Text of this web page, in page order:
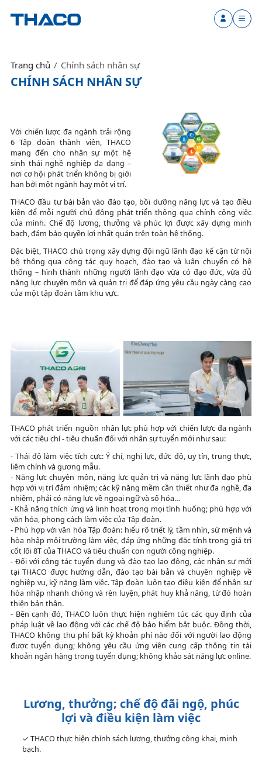
Trang chủ Chính sách nhân sự
CHÍNH SÁCH NHÂN SỰ
Với chiến lược đa ngành trải rộng
6 Tập đoàn thành viên, THACO
mang đến cho nhân sự một hệ
sinh thái nghề nghiệp đa dạng –
nơi cơ hội phát triển không bị giới
hạn bởi một ngành hay một vị trí.
THACO đầu tư bài bản vào đào tạo, bồi dưỡng năng lực và tạo điều
kiện để mỗi người chủ động phát triển thông qua chính công việc
của mình. Chế độ lương, thưởng và phúc lợi được xây dựng minh
bạch, đảm bảo quyền lợi nhất quán trên toàn hệ thống.
Đặc biệt, THACO chú trọng xây dựng đội ngũ lãnh đạo kế cận từ nội
bộ thông qua công tác quy hoạch, đào tạo và luân chuyển có hệ
thống – hình thành những người lãnh đạo vừa có đạo đức, vừa đủ
năng lực chuyên môn và quản trị để đáp ứng yêu cầu ngày càng cao
của một tập đoàn tầm khu vực.
THACO phát triển nguồn nhân lực phù hợp với chiến lược đa ngành
với các tiêu chí - tiêu chuẩn đối với nhân sự tuyển mới như sau:
- Thái độ làm việc tích cực: Ý chí, nghị lực, đức độ, uy tín, trung thực,
liêm chính và gương mẫu.
- Năng lực chuyên môn, năng lực quản trị và năng lực lãnh đạo phù
hợp với vị trí đảm nhiệm; các kỹ năng mềm cần thiết như đa nghề, đa
nhiệm, phải có năng lực về ngoại ngữ và số hóa…
- Khả năng thích ứng và linh hoạt trong mọi tình huống; phù hợp với
văn hóa, phong cách làm việc của Tập đoàn.
- Phù hợp với văn hóa Tập đoàn: hiểu rõ triết lý, tầm nhìn, sứ mệnh và
hòa nhập môi trường làm việc, đáp ứng những đặc tính trong giá trị
cốt lõi 8T của THACO và tiêu chuẩn con người công nghiệp.
- Đối với công tác tuyển dụng và đào tạo lao động, các nhân sự mới
tại THACO được hướng dẫn, đào tạo bài bản và chuyên nghiệp về
nghiệp vụ, kỹ năng làm việc. Tập đoàn luôn tạo điều kiện để nhân sự
hòa nhập nhanh chóng và rèn luyện, phát huy khả năng, từ đó hoàn
thiện bản thân.
- Bên cạnh đó, THACO luôn thực hiện nghiêm túc các quy định của
pháp luật về lao động với các chế độ bảo hiểm bắt buộc. Đồng thời,
THACO không thu phí bất kỳ khoản phí nào đối với người lao động
được tuyển dụng; không yêu cầu ứng viên cung cấp thông tin tài
khoản ngân hàng trong tuyển dụng; không khảo sát năng lực online.
Lương, thưởng; chế độ đãi ngộ, phúc
lợi và điều kiện làm việc
✓ THACO thực hiện chính sách lương, thưởng công khai, minh
bạch.